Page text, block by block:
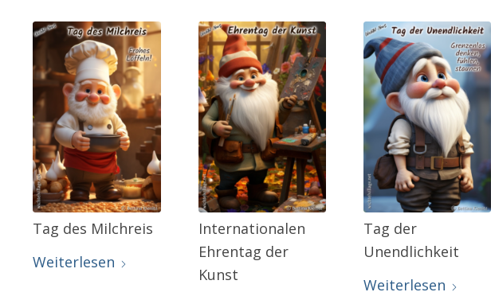
Tag des Milchreis
Weiterlesen
Internationalen
Ehrentag der
Kunst
Tag der
Unendlichkeit
Weiterlesen